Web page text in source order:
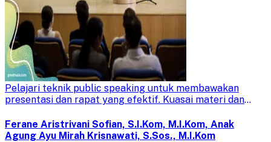
Public Speaking for Presentation
Pelajari teknik public speaking untuk membawakan
presentasi dan rapat yang efektif. Kuasai materi dan
lebih terkesan.
Ferane Aristrivani Sofian, S.I.Kom, M.I.Kom, Anak
Agung Ayu Mirah Krisnawati, S.Sos., M.I.Kom